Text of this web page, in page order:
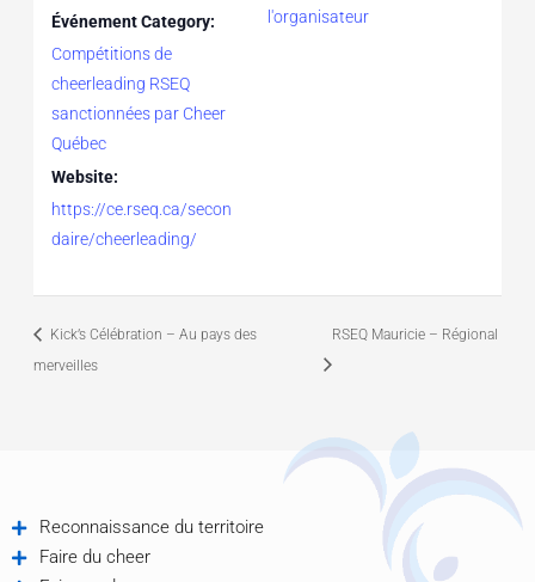
Événement Category:
Compétitions de
cheerleading RSEQ
sanctionnées par Cheer
Québec
Website:
https://ce.rseq.ca/secon
daire/cheerleading/
l'organisateur
Kick’s Célébration – Au pays des
merveilles
RSEQ Mauricie – Régional
Reconnaissance du territoire
Faire du cheer